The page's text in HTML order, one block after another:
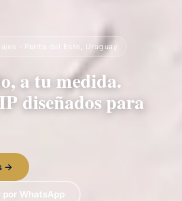
· Punta del Este, Uruguay
a tu medida.
diseñados para
→
por WhatsApp